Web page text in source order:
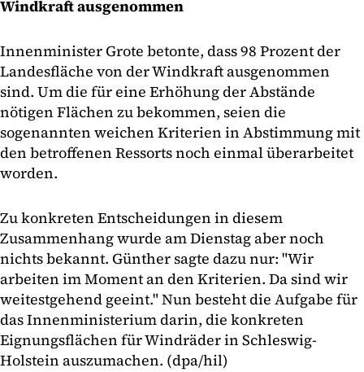
Windkraft ausgenommen
Innenminister Grote betonte, dass 98 Prozent der
Landesfläche von der Windkraft ausgenommen
sind. Um die für eine Erhöhung der Abstände
nötigen Flächen zu bekommen, seien die
sogenannten weichen Kriterien in Abstimmung mit
den betroffenen Ressorts noch einmal überarbeitet
worden.
Zu konkreten Entscheidungen in diesem
Zusammenhang wurde am Dienstag aber noch
nichts bekannt. Günther sagte dazu nur: "Wir
arbeiten im Moment an den Kriterien. Da sind wir
weitestgehend geeint." Nun besteht die Aufgabe für
das Innenministerium darin, die konkreten
Eignungsflächen für Windräder in Schleswig-
Holstein auszumachen. (dpa/hil)